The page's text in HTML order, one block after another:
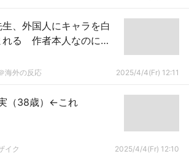
、外国人にキャラを白
れる 作者本人なのに…
海外の反応 2025/4/4(Fr) 12:11
（38歳）←これ
イク 2025/4/4(Fr) 12:10